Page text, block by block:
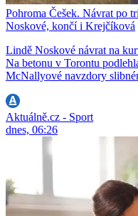
Pohroma Češek. Návrat po
Noskové, končí i Krejčíková
Lindě Noskové návrat na
Na betonu v Torontu
McNallyové navzdory
Aktuálně.cz - Sport
dnes, 06:26